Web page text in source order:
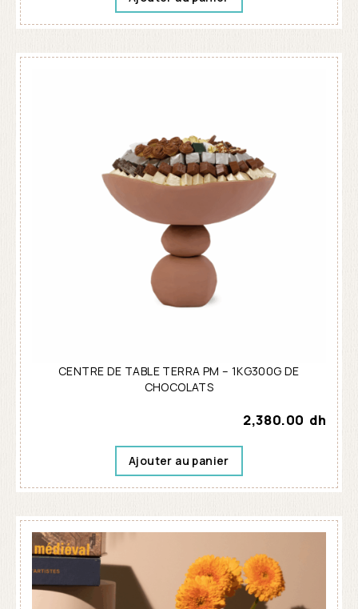
CENTRE DE TABLE TERRA PM – 1KG300G DE
CHOCOLATS
2,380.00 dh
Ajouter au panier